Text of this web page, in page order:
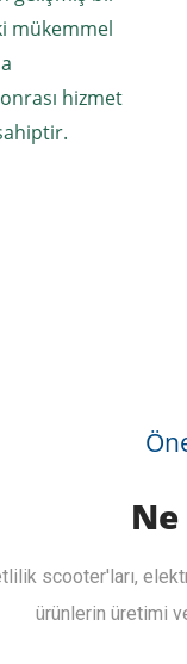
mükemmel
hizmet
scooter'ları,
ürünlerin üretimi